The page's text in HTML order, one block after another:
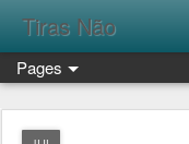
Tiras Não
Pages